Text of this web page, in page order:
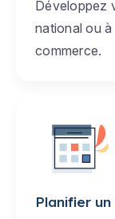
Développez
national ou
commerce.
Planifier